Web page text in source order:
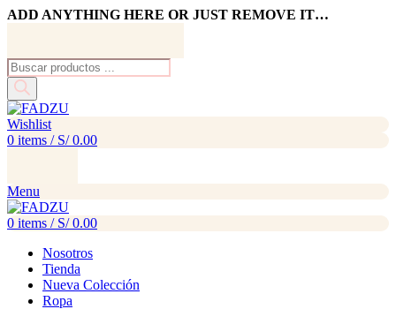
ADD ANYTHING HERE OR JUST REMOVE IT…
Búsqueda
de
productos
Wishlist
0 items / S/0.00
Menu
0 items / S/0.00
Nosotros
Tienda
Nueva Colección
Ropa